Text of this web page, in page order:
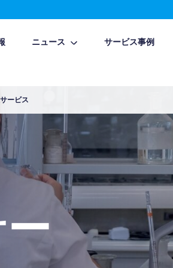
ニュース サービス事例
ービス